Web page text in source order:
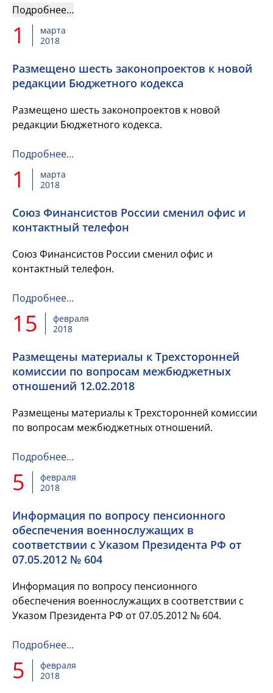
Подробнее…
1
марта
2018
Размещено шесть законопроектов к новой
редакции Бюджетного кодекса
Размещено шесть законопроектов к новой
редакции Бюджетного кодекса.
Подробнее…
1
марта
2018
Союз Финансистов России сменил офис и
контактный телефон
Союз Финансистов России сменил офис и
контактный телефон.
Подробнее…
15
февраля
2018
Размещены материалы к Трехсторонней
комиссии по вопросам межбюджетных
отношений 12.02.2018
Размещены материалы к Трехсторонней комиссии
по вопросам межбюджетных отношений.
Подробнее…
5
февраля
2018
Информация по вопросу пенсионного
обеспечения военнослужащих в
соответствии с Указом Президента РФ от
07.05.2012 № 604
Информация по вопросу пенсионного
обеспечения военнослужащих в соответствии с
Указом Президента РФ от 07.05.2012 № 604.
Подробнее…
5
февраля
2018